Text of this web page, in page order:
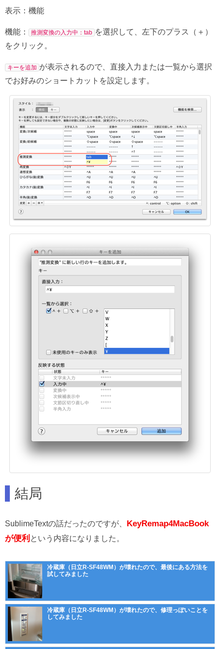
表示：機能
機能： 推測変換の入力中：tab を選択して、左下のプラス（＋）
をクリック。
キーを追加 が表示されるので、直接入力または一覧から選択
でお好みのショートカットを設定します。
結局
SublimeTextの話だったのですが、 KeyRemap4MacBook
が便利 という内容になりました。
冷蔵庫（日立R-SF48WM）が壊れたので、最後にある方法を
試してみました
冷蔵庫（日立R-SF48WM）が壊れたので、修理っぽいことを
してみました